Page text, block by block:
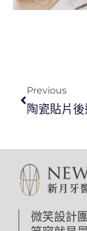
Previous
微笑設計